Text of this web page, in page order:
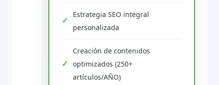
Estrategia SEO integral
personalizada
Creación de contenidos
optimizados (250+
artículos/AÑO)